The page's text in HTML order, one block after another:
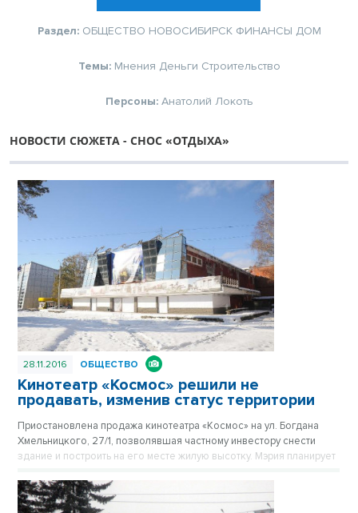
Раздел: ОБЩЕСТВО НОВОСИБИРСК ФИНАНСЫ ДОМ
Темы: Мнения Деньги Строительство
Персоны: Анатолий Локоть
НОВОСТИ СЮЖЕТА - СНОС «ОТДЫХА»
28.11.2016 ОБЩЕСТВО
Кинотеатр «Космос» решили не
продавать, изменив статус территории
Приостановлена продажа кинотеатра «Космос» на ул. Богдана
Хмельницкого, 27/1, позволявшая частному инвестору снести
здание и построить на его месте жилую высотку. Мэрия планирует
общественного и коммерческого назначения ОД-1» в категорию
зонирования, разрешающую использование этого участка только